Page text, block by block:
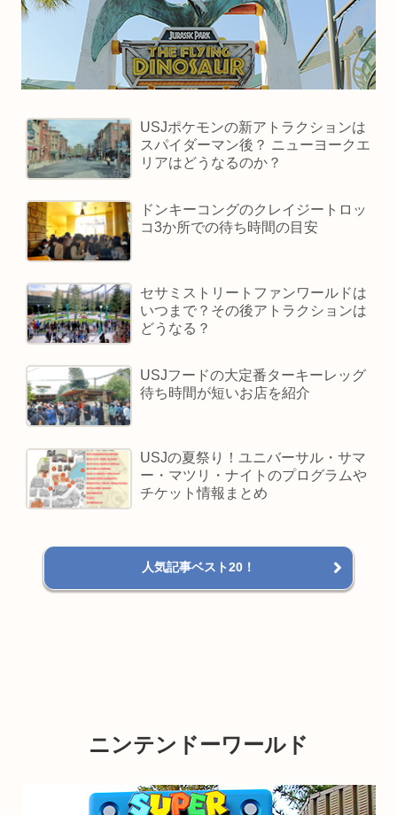
USJポケモンの新アトラクションは
スパイダーマン後？ ニューヨークエ
リアはどうなるのか？
ドンキーコングのクレイジートロッ
コ3か所での待ち時間の目安
セサミストリートファンワールドは
いつまで？その後アトラクションは
どうなる？
USJフードの大定番ターキーレッグ
待ち時間が短いお店を紹介
USJの夏祭り！ユニバーサル・サマ
ー・マツリ・ナイトのプログラムや
チケット情報まとめ
人気記事ベスト20！
ニンテンドーワールド